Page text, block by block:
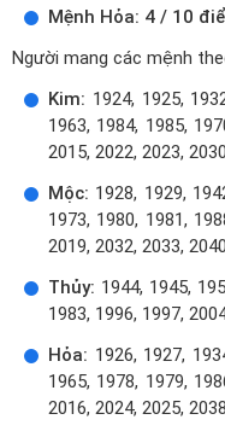
Mệnh Hỏa: 4 / 10
Người mang các mệnh
Kim: 1924, 1925,
1963, 1984, 1985,
2015, 2022, 2023,
Mộc: 1928, 1929,
1973, 1980, 1981,
2019, 2032, 2033,
Thủy: 1944, 1945,
1983, 1996, 1997,
Hỏa: 1926, 1927,
1965, 1978, 1979,
2016, 2024, 2025,